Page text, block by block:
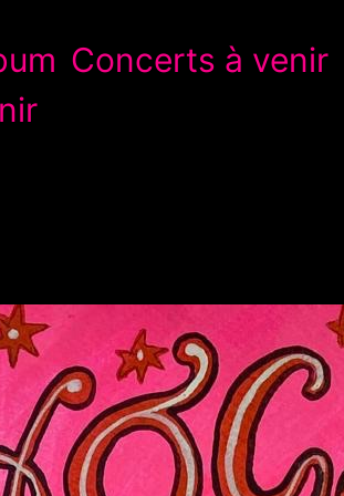
Concerts à venir